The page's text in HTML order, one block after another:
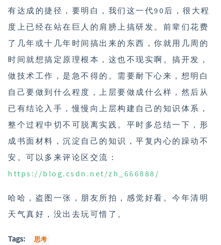
有达成的捷径，要明白，我们这一代90后，很大程
度上已经在站在巨人的肩膀上搞研发。前辈们花费
了几年或十几年时间搞出来的东西，你就用几周的
时间就想搞定原理根本，这也不现实啊。搞开发，
做技术工作，是急不得的。需要耐下心来，想明白
自己要做到什么程度，上层要做成什么样，然后从
已有结论入手，慢慢向上层构建自己的知识体系，
整个过程中切不可脱离实践。平时多总结一下，形
成书面材料，沉淀自己的知识，平复内心的躁动不
安。可以多来评论区交流：
https://blog.csdn.net/zh_666888/
哈哈，盗图一张，朋友所拍，感觉好看。今年清明
天气真好，没出去玩可惜了。
Tags: 思考